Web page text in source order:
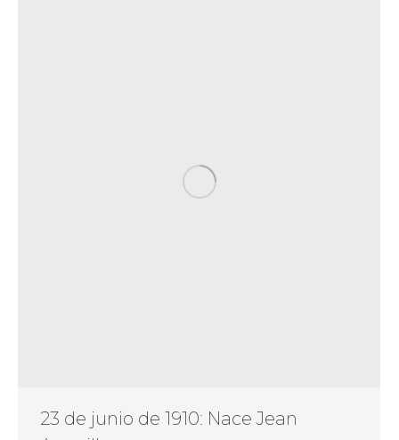
23 de junio de 1910: Nace Jean